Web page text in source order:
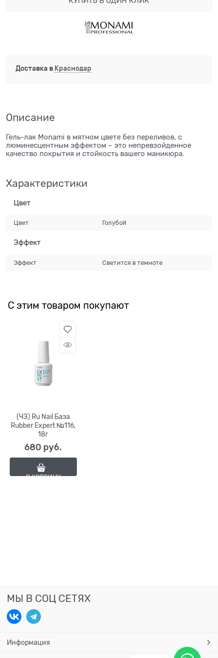
Доставка в Краснодар
Описание
Гель-лак Monami в мятном цвете без переливов, с
люминесцентным эффектом – это непревзойденное
качество покрытия и стойкость вашего маникюра.
Характеристики
Цвет
Цвет Голубой
Эффект
Эффект Светится в темноте
С этим товаром покупают
(ЧЗ) Ru Nail База
Rubber Expert №116,
18г
680 руб.
В КОРЗИНУ
МЫ В СОЦ СЕТЯХ
Информация